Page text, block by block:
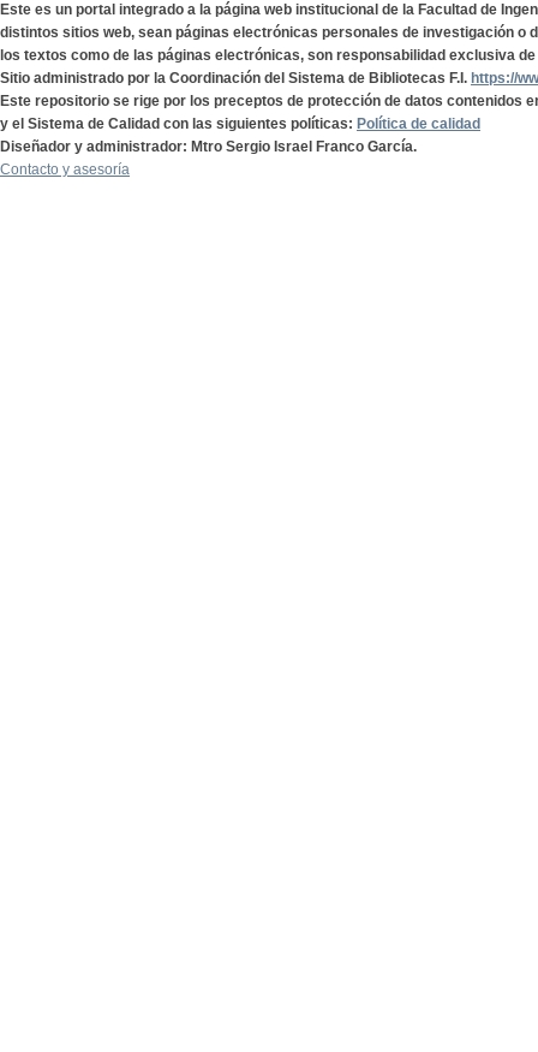
Este es un portal integrado a la página web institucional de la Facultad de
distintos sitios web, sean páginas electrónicas personales de investigación o
los textos como de las páginas electrónicas, son responsabilidad exclusiva
Sitio administrado por la Coordinación del Sistema de Bibliotecas F.I. https://
Este repositorio se rige por los preceptos de protección de datos contenidos
y el Sistema de Calidad con las siguientes políticas: Política de calidad
Diseñador y administrador: Mtro Sergio Israel Franco García.
Contacto y asesoría